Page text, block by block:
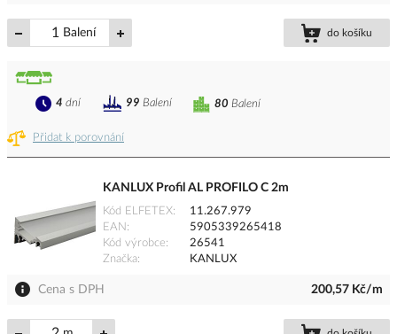
Balení do košíku
Přidat k porovnání
80 Balení
4 dní 99 Balení
KANLUX Profil AL PROFILO C 2m
Kód ELFETEX
11.267.979
EAN
5905339265418
Kód výrobce
26541
Značka
KANLUX
Cena s DPH 200,57 Kč/m